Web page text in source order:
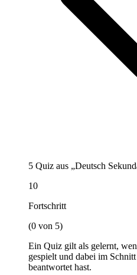
5 Quiz aus „Deutsch
10
Fortschritt
(0 von 5)
Ein Quiz gilt als gelernt,
gespielt und dabei im
beantwortet hast.